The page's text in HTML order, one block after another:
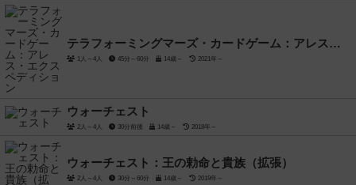
テラフォーミングマーズ・カードゲーム：アレス・エクスペディション
1人～4人 45分～60分 14歳～ 2021年～
ウォーチェスト
2人～4人 30分前後 14歳～ 2018年～
ウォーチェスト：王の勅命と貴族（拡張）
2人～4人 30分～60分 14歳～ 2019年～